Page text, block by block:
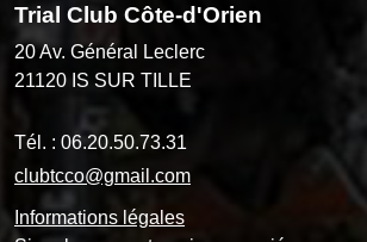
Trial Club Côte-d'Orien
20 Av. Général Leclerc
21120 IS SUR TILLE
Tél. : 06.20.50.73.31
clubtcco@gmail.com
Informations légales